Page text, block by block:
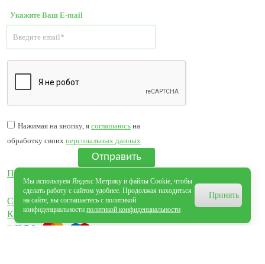
Мы используем Яндекс Метрику и файлы Cookie, чтобы
сделать работу с сайтом удобнее. Продолжая находиться
на сайте, вы соглашаетесь с политикой
конфиденциальности политикой конфиденциальности
Принять
Укажите Ваш E-mail
Нажимая на кнопку, я соглашаюсь на
обработку своих персональных данных
Отправить
Политика обработки персональных данных
Согласие на обработку персональных данных
Карта сайта